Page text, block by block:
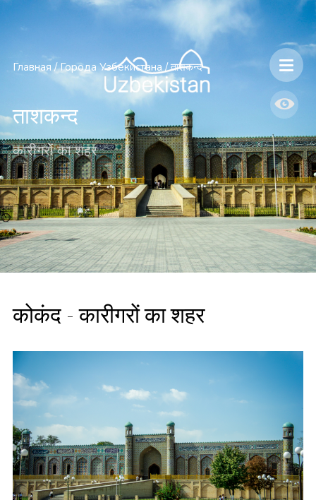
Главная / Города Узбекистана / ताशकन्द
ताशकन्द
कारीगरों का शहर
कोकंद - कारीगरों का शहर